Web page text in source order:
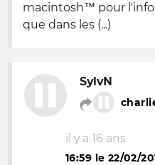
macintosh™ pour
que dans les (...)
SylvN
il y a 16 ans
16:59 le 22/02/